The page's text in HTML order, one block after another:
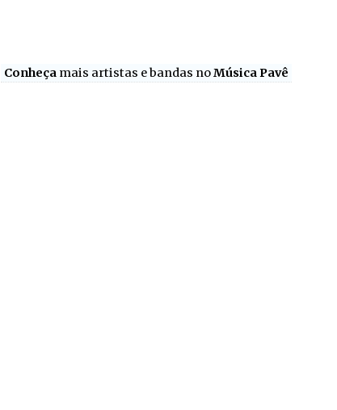
Conheça mais artistas e bandas noMúsica Pavê